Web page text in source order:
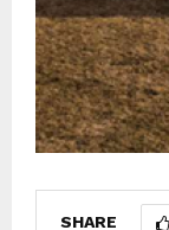
SHARE